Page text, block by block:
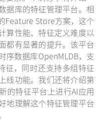
据库的特征管理平台。相
Feature Store方案，这个
算性能、特征定义难度以
都有显著的提升。该平台
序数据库OpenMLDB，支
征，同时还支持多组特征
线功能。我们还将介绍第
的特征平台上进行AI应用
地理解这个特征管理平台
和优势。